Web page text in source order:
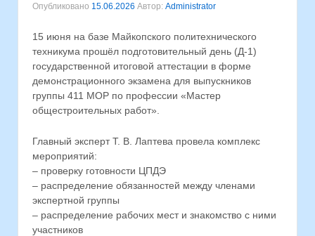
Опубликовано 15.06.2026 Автор: Administrator
15 июня на базе Майкопского политехнического
техникума прошёл подготовительный день (Д-1)
государственной итоговой аттестации в форме
демонстрационного экзамена для выпускников
группы 411 МОР по профессии «Мастер
общестроительных работ».
Главный эксперт Т. В. Лаптева провела комплекс
мероприятий:
– проверку готовности ЦПДЭ
– распределение обязанностей между членами
экспертной группы
– распределение рабочих мест и знакомство с ними
участников